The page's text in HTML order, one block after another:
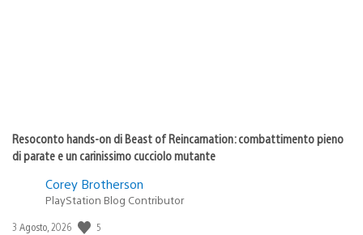
Resoconto hands-on di Beast of Reincarnation: combattimento pieno
di parate e un carinissimo cucciolo mutante
Corey Brotherson
PlayStation Blog Contributor
Data
3 Agosto, 2026 5